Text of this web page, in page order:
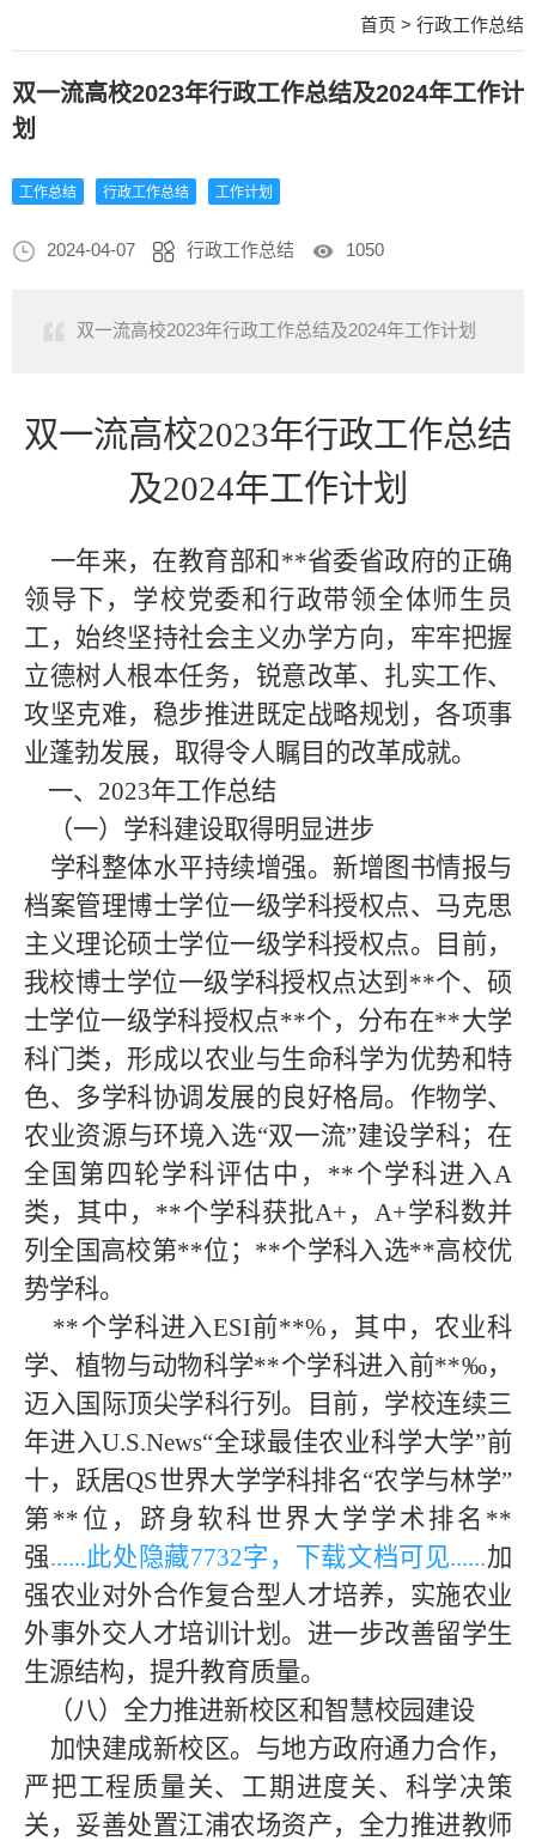
首页 > 行政工作总结
双一流高校2023年行政工作总结及2024年工作计
划
工作总结 行政工作总结 工作计划
2024-04-07 行政工作总结 1050
双一流高校2023年行政工作总结及2024年工作计划
双一流高校2023年行政工作总结
及2024年工作计划
一年来，在教育部和**省委省政府的正确
领导下，学校党委和行政带领全体师生员
工，始终坚持社会主义办学方向，牢牢把握
立德树人根本任务，锐意改革、扎实工作、
攻坚克难，稳步推进既定战略规划，各项事
业蓬勃发展，取得令人瞩目的改革成就。
一、2023年工作总结
（一）学科建设取得明显进步
学科整体水平持续增强。新增图书情报与
档案管理博士学位一级学科授权点、马克思
主义理论硕士学位一级学科授权点。目前，
我校博士学位一级学科授权点达到**个、硕
士学位一级学科授权点**个，分布在**大学
科门类，形成以农业与生命科学为优势和特
色、多学科协调发展的良好格局。作物学、
农业资源与环境入选“双一流”建设学科；在
全国第四轮学科评估中，**个学科进入A
类，其中，**个学科获批A+，A+学科数并
列全国高校第**位；**个学科入选**高校优
势学科。
**个学科进入ESI前**%，其中，农业科
学、植物与动物科学**个学科进入前**‰，
迈入国际顶尖学科行列。目前，学校连续三
年进入U.S.News“全球最佳农业科学大学”前
十，跃居QS世界大学学科排名“农学与林学”
第**位，跻身软科世界大学学术排名**
强......此处隐藏7732字，下载文档可见......加
强农业对外合作复合型人才培养，实施农业
外事外交人才培训计划。进一步改善留学生
生源结构，提升教育质量。
（八）全力推进新校区和智慧校园建设
加快建成新校区。与地方政府通力合作，
严把工程质量关、工期进度关、科学决策
关，妥善处置江浦农场资产，全力推进教师